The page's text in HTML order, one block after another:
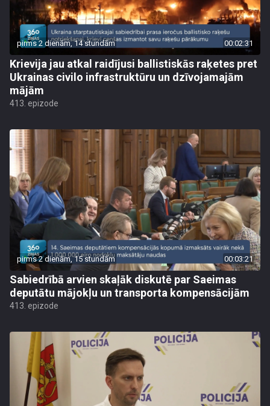
pirms 2 dienām, 14 stundām 00:02:31
Krievija jau atkal raidījusi ballistiskās raķetes pret
Ukrainas civilo infrastruktūru un dzīvojamajām
mājām
413. epizode
pirms 2 dienām, 15 stundām 00:03:21
Sabiedrībā arvien skaļāk diskutē par Saeimas
deputātu mājokļu un transporta kompensācijām
413. epizode